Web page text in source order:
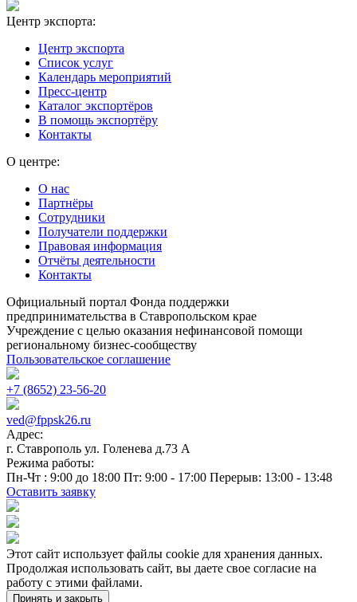
Центр экспорта:
Центр экспорта
Список услуг
Календарь мероприятий
Пресс-центр
Каталог экспортёров
В помощь экспортёру
Контакты
О центре:
О нас
Партнёры
Сотрудники
Получатели поддержки
Правовая информация
Отчёты деятельности
Контакты
Официальный портал Фонда поддержки
предпринимательства в Ставропольском крае
Учреждение с целью оказания нефинансовой помощи
региональному бизнес-сообществу
Пользовательское соглашение
+7 (8652) 23-56-20
ved@fppsk26.ru
Адрес:
г. Ставрополь ул. Голенева д.73 A
Режима работы:
Пн-Чт : 9:00 до 18:00 Пт: 9:00 - 17:00 Перерыв: 13:00 - 13:48
Оставить заявку
Этот сайт использует файлы cookie для хранения данных.
Продолжая использовать сайт, вы даете свое согласие на
работу с этими файлами.
Принять и закрыть